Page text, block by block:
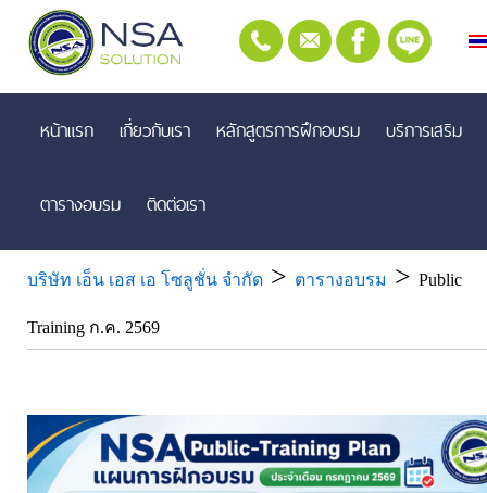
หน้าแรก เกี่ยวกับเรา หลักสูตรการฝึกอบรม บริการเสริม
ตารางอบรม ติดต่อเรา
บริษัท เอ็น เอส เอ โซลูชั่น จำกัด > ตารางอบรม > Public
Training ก.ค. 2569